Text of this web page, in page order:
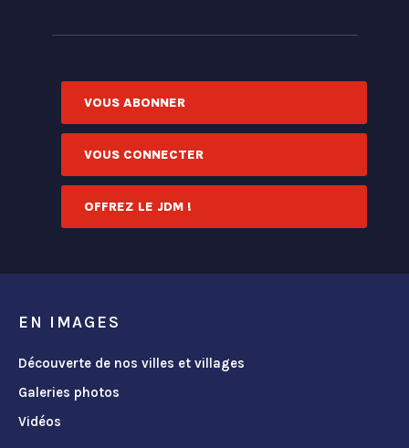
VOUS ABONNER
VOUS CONNECTER
OFFREZ LE JDM !
EN IMAGES
Découverte de nos villes et villages
Galeries photos
Vidéos